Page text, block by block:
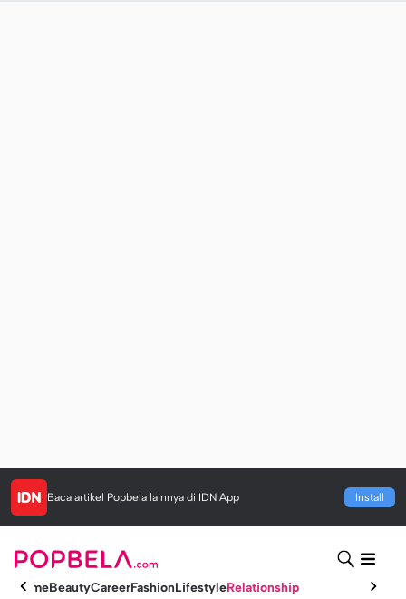
Baca artikel Popbela lainnya di IDN App Install
HomeBeautyCareerFashionLifestyleRelationship